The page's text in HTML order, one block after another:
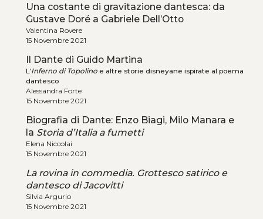
Una costante di gravitazione dantesca: da
Gustave Doré a Gabriele Dell’Otto
Valentina Rovere
15 Novembre 2021
Il Dante di Guido Martina
L’Inferno di Topolinoe altre storie disneyane ispirate al poema
dantesco
Alessandra Forte
15 Novembre 2021
Biografia di Dante: Enzo Biagi, Milo Manara e
la Storia d’Italia a fumetti
Elena Niccolai
15 Novembre 2021
La rovina in commedia. Grottesco satirico e
dantesco di Jacovitti
Silvia Argurio
15 Novembre 2021